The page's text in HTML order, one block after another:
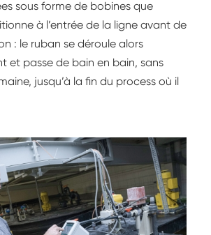
sous forme de bobines que
à l’entrée de la ligne avant de
: le ruban se déroule alors
et passe de bain en bain, sans
jusqu’à la fin du process où il